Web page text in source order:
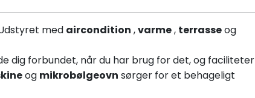
med aircondition ,varme, terrasseog
dig forbundet, når du har brug for det, og faciliteter
og mikrobølgeovn sørger for et behageligt